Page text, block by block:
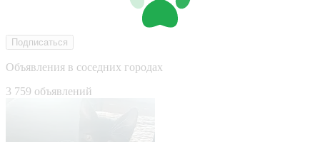
Подписаться
Объявления в соседних городах
3 759 объявлений